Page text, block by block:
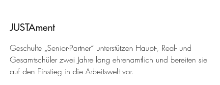
JUSTAment
Geschulte „Senior-Partner“ unterstützen Haupt-, Real- und
Gesamtschüler zwei Jahre lang ehrenamtlich und bereiten sie
auf den Einstieg in die Arbeitswelt vor.